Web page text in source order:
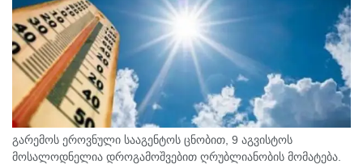
გარემოს ეროვნული სააგენტოს ცნობით, 9 აგვისტოს
მოსალოდნელია დროგამოშვებით ღრუბლიანობის მომატება.